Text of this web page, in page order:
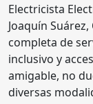
Electricista
Joaquín
completa de
inclusivo y
amigable, no
diversas